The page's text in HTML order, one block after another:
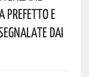
Prefetto E
Dai